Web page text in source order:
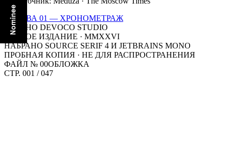
↓ ГЛАВА 01 — ХРОНОМЕТРАЖ
ИЗДАНО DEVOCO STUDIO
ПЕРВОЕ ИЗДАНИЕ · MMXXVI
НАБРАНО SOURCE SERIF 4 И JETBRAINS MONO
ПРОБНАЯ КОПИЯ · НЕ ДЛЯ РАСПРОСТРАНЕНИЯ
ФАЙЛ № 00ОБЛОЖКА
СТР. 001 / 047